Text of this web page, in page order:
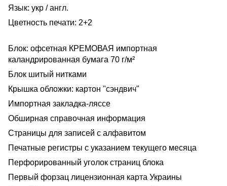
Язык: укр / англ.
Цветность печати: 2+2
Блок: офсетная КРЕМОВАЯ импортная
каландрированная бумага 70 г/м²
Блок шитый нитками
Крышка обложки: картон "сэндвич"
Импортная закладка-ляссе
Обширная справочная информация
Страницы для записей с алфавитом
Печатные регистры с указанием текущего месяца
Перфорированный уголок страниц блока
Первый форзац лицензионная карта Украины